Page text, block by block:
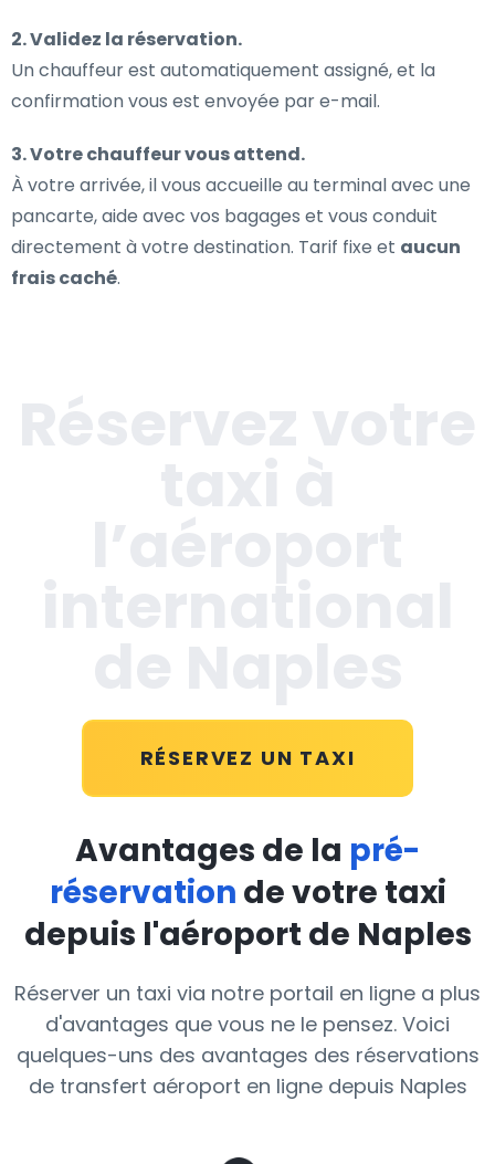
2. Validez la réservation.
Un chauffeur est automatiquement assigné, et la
confirmation vous est envoyée par e-mail.
3. Votre chauffeur vous attend.
À votre arrivée, il vous accueille au terminal avec une
pancarte, aide avec vos bagages et vous conduit
directement à votre destination. Tarif fixe et aucun
frais caché.
RÉSERVEZ UN TAXI
Avantages de la pré-
réservation de votre taxi
depuis l'aéroport de Naples
Réserver un taxi via notre portail en ligne a plus
d'avantages que vous ne le pensez. Voici
quelques-uns des avantages des réservations
de transfert aéroport en ligne depuis Naples